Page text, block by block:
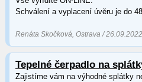
Schválení a vyplacení úvěru je do 48
Renáta Skočková, Ostrava / 26.09.2022
Tepelné čerpadlo na
Zajistíme vám na výhodné splátky